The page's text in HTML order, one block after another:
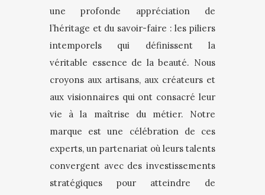
une profonde appréciation de
l’héritage et du savoir-faire : les piliers
intemporels qui définissent la
véritable essence de la beauté. Nous
croyons aux artisans, aux créateurs et
aux visionnaires qui ont consacré leur
vie à la maîtrise du métier. Notre
marque est une célébration de ces
experts, un partenariat où leurs talents
convergent avec des investissements
stratégiques pour atteindre de